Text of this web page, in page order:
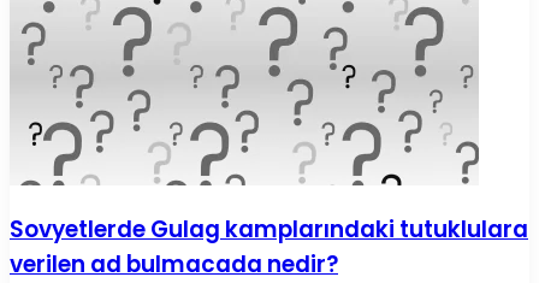
Sovyetlerde Gulag kamplarındaki tutuklulara
verilen ad bulmacada nedir?